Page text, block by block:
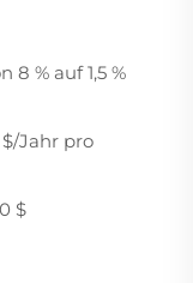
8 % auf 1,5 %
Jahr pro
$